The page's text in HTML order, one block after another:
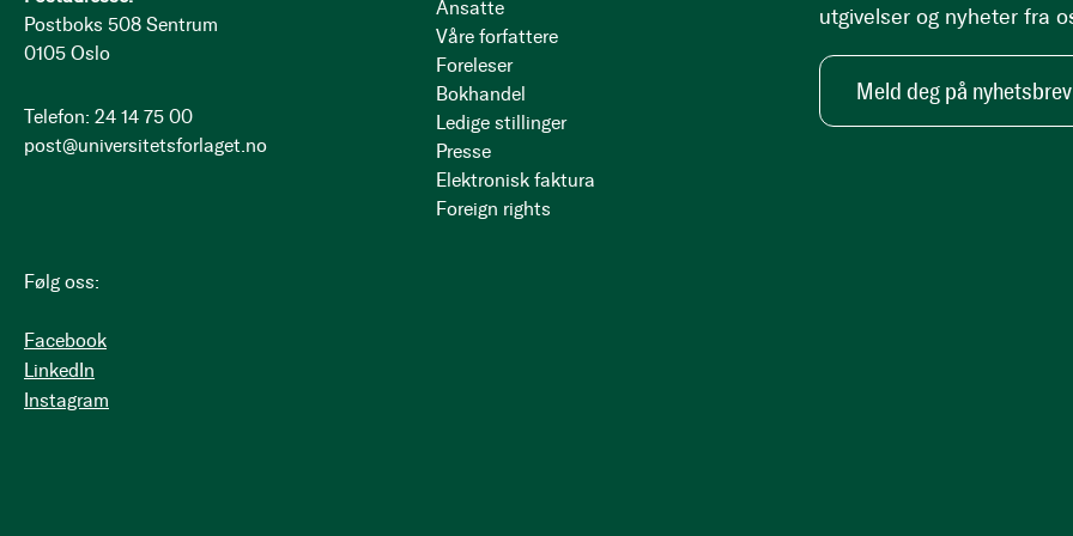
Postboks 508 Sentrum
0105 Oslo
Telefon: 24 14 75 00
post@universitetsforlaget.no
Følg oss:
Facebook
LinkedIn
Instagram
Ansatte
Våre forfattere
Foreleser
Bokhandel
Ledige stillinger
Presse
Elektronisk faktura
Foreign rights
utgivelser og nyheter fra
Meld deg på nyhetsbrev